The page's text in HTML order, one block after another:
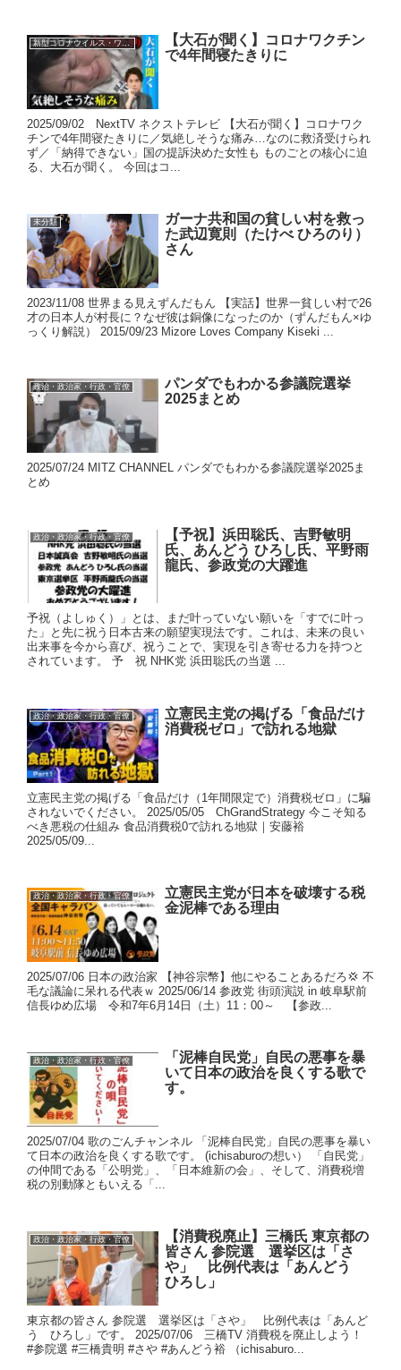
新型コロナウイルス・ワクチン
【大石が聞く】コロナワクチン
で4年間寝たきりに
2025/09/02 NextTV ネクストテレビ 【大石が聞く】コロナワク
チンで4年間寝たきりに／気絶しそうな痛み…なのに救済受けられ
ず／「納得できない」国の提訴決めた女性も ものごとの核心に迫
る、大石が聞く。 今回はコ...
未分類
ガーナ共和国の貧しい村を救っ
た武辺寛則（たけべ ひろのり）
さん
2023/11/08 世界まる見えずんだもん 【実話】世界一貧しい村で26
才の日本人が村長に？なぜ彼は銅像になったのか（ずんだもん×ゆ
っくり解説） 2015/09/23 Mizore Loves Company Kiseki ...
政治・政治家・行政・官僚
パンダでもわかる参議院選挙
2025まとめ
2025/07/24 MITZ CHANNEL パンダでもわかる参議院選挙2025ま
とめ
政治・政治家・行政・官僚
【予祝】浜田聡氏、吉野敏明
氏、あんどう ひろし氏、平野雨
龍氏、参政党の大躍進
予祝（よしゅく）」とは、まだ叶っていない願いを「すでに叶っ
た」と先に祝う日本古来の願望実現法です。これは、未来の良い
出来事を今から喜び、祝うことで、実現を引き寄せる力を持つと
されています。 予 祝 NHK党 浜田聡氏の当選 ...
政治・政治家・行政・官僚
立憲民主党の掲げる「食品だけ
消費税ゼロ」で訪れる地獄
立憲民主党の掲げる「食品だけ（1年間限定で）消費税ゼロ」に騙
されないでください。 2025/05/05 ChGrandStrategy 今こそ知る
べき悪税の仕組み 食品消費税0で訪れる地獄｜安藤裕
2025/05/09...
政治・政治家・行政・官僚
立憲民主党が日本を破壊する税
金泥棒である理由
2025/07/06 日本の政治家 【神谷宗幣】他にやることあるだろ💢 不
毛な議論に呆れる代表ｗ 2025/06/14 参政党 街頭演説 in 岐阜駅前
信長ゆめ広場 令和7年6月14日（土）11：00～ 【参政...
政治・政治家・行政・官僚
「泥棒自民党」自民の悪事を暴
いて日本の政治を良くする歌で
す。
2025/07/04 歌のごんチャンネル 「泥棒自民党」自民の悪事を暴い
て日本の政治を良くする歌です。 (ichisaburoの想い） 「自民党」
の仲間である「公明党」、「日本維新の会」、そして、消費税増
税の別動隊ともいえる「...
政治・政治家・行政・官僚
【消費税廃止】三橋氏 東京都の
皆さん 参院選 選挙区は「さ
や」 比例代表は「あんどう
ひろし」
東京都の皆さん 参院選 選挙区は「さや」 比例代表は「あんど
う ひろし」です。 2025/07/06 三橋TV 消費税を廃止しよう！
#参院選 #三橋貴明 #さや #あんどう裕 （ichisaburo...